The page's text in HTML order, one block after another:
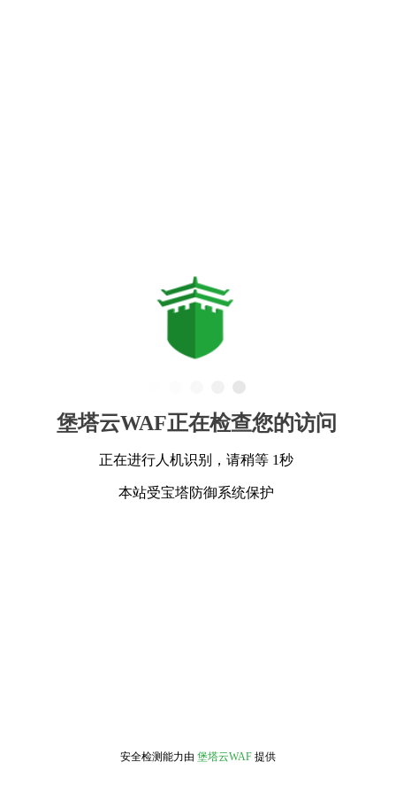
堡塔云WAF正在检查您的访问
正在进行人机识别，请稍等 1秒
本站受宝塔防御系统保护
安全检测能力由 堡塔云WAF 提供